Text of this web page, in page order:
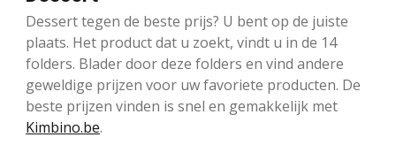
Dessert tegen de beste prijs? U bent op de juiste
plaats. Het product dat u zoekt, vindt u in de 14
folders. Blader door deze folders en vind andere
geweldige prijzen voor uw favoriete producten. De
beste prijzen vinden is snel en gemakkelijk met
Kimbino.be.